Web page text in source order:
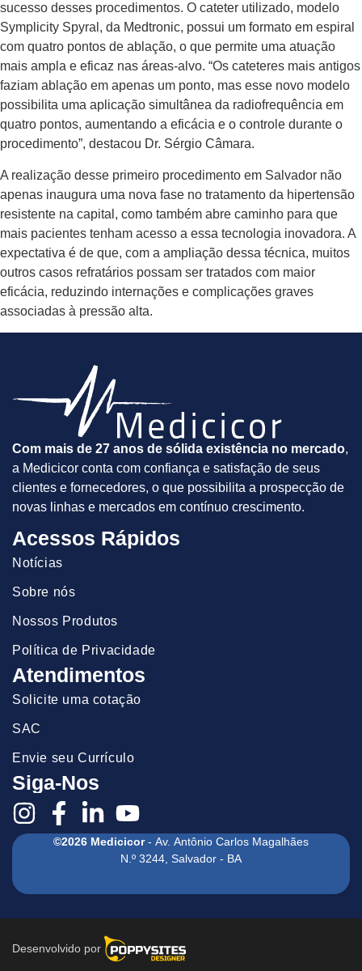
sucesso desses procedimentos. O cateter utilizado, modelo
Symplicity Spyral, da Medtronic, possui um formato em espiral
com quatro pontos de ablação, o que permite uma atuação
mais ampla e eficaz nas áreas-alvo. “Os cateteres mais antigos
faziam ablação em apenas um ponto, mas esse novo modelo
possibilita uma aplicação simultânea da radiofrequência em
quatro pontos, aumentando a eficácia e o controle durante o
procedimento”, destacou Dr. Sérgio Câmara.
A realização desse primeiro procedimento em Salvador não
apenas inaugura uma nova fase no tratamento da hipertensão
resistente na capital, como também abre caminho para que
mais pacientes tenham acesso a essa tecnologia inovadora. A
expectativa é de que, com a ampliação dessa técnica, muitos
outros casos refratários possam ser tratados com maior
eficácia, reduzindo internações e complicações graves
associadas à pressão alta.
Com mais de 27 anos de sólida existência no mercado,
a Medicicor conta com confiança e satisfação de seus
clientes e fornecedores, o que possibilita a prospecção de
novas linhas e mercados em contínuo crescimento.
Acessos Rápidos
Notícias
Sobre nós
Nossos Produtos
Política de Privacidade
Atendimentos
Solicite uma cotação
SAC
Envie seu Currículo
Siga-Nos
©2026 Medicicor- Av. Antônio Carlos Magalhães
N.º 3244, Salvador - BA
Desenvolvido por